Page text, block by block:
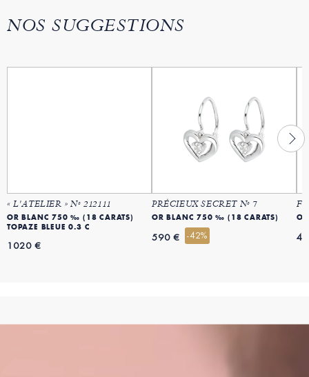
NOS SUGGESTIONS
« L'ATELIER » Nº 212111
OR BLANC 750 ‰ (18 CARATS)
TOPAZE BLEUE 0.3 C
1020 €
PRÉCIEUX SECRET Nº 7
OR BLANC 750 ‰ (18 CARATS)
590 € -42%